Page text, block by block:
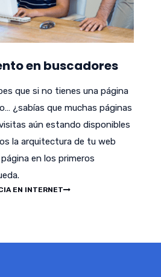
en buscadores
que si no tienes una página
¿sabías que muchas páginas
aún estando disponibles
la arquitectura de tu web
en los primeros
EN INTERNET